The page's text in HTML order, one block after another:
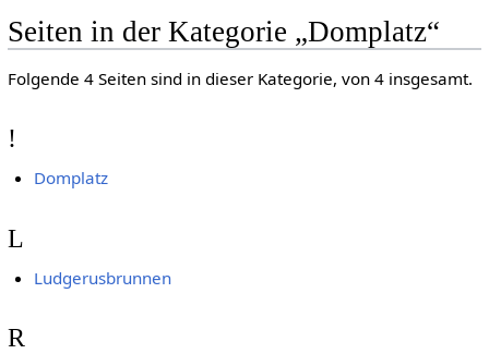
Seiten in der Kategorie „Domplatz“
Folgende 4 Seiten sind in dieser Kategorie, von 4 insgesamt.
!
Domplatz
L
Ludgerusbrunnen
R